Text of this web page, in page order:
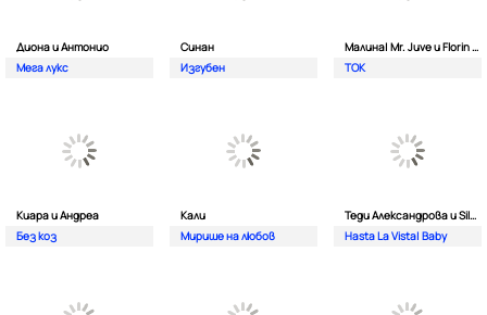
Диона и Антонио
Мега лукс
Синан
Изгубен
Малина| Mr. Juve и Florin Salam
TOK
Киара и Андреа
Без коз
Кали
Мирише на любов
Теди Александрова и Silver
Hasta La Vista| Baby